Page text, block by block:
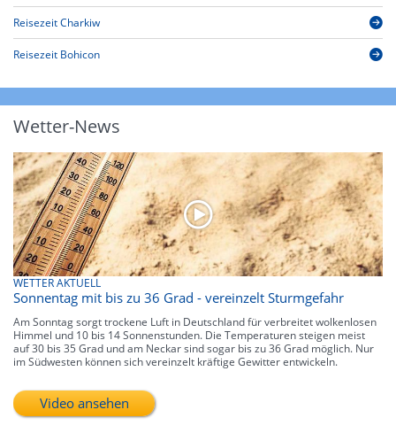
Reisezeit Charkiw
Reisezeit Bohicon
Wetter-News
WETTER AKTUELL
Sonnentag mit bis zu 36 Grad - vereinzelt Sturmgefahr
Am Sonntag sorgt trockene Luft in Deutschland für verbreitet wolkenlosen
Himmel und 10 bis 14 Sonnenstunden. Die Temperaturen steigen meist
auf 30 bis 35 Grad und am Neckar sind sogar bis zu 36 Grad möglich. Nur
im Südwesten können sich vereinzelt kräftige Gewitter entwickeln.
Video ansehen